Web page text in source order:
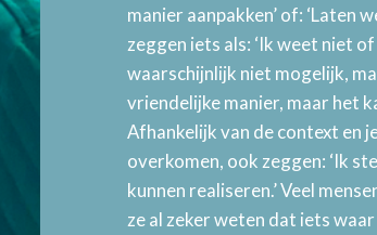
manier aanpakken’ of: ‘Laten
zeggen iets als: ‘Ik weet niet of
waarschijnlijk niet mogelijk,
vriendelijke manier, maar het
Afhankelijk van de context en
overkomen, ook zeggen: ‘Ik
kunnen realiseren.’ Veel
ze al zeker weten dat iets